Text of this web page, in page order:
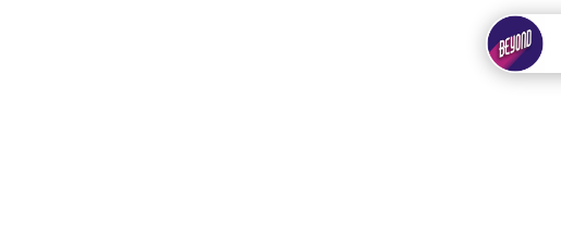
. . . . .....
.